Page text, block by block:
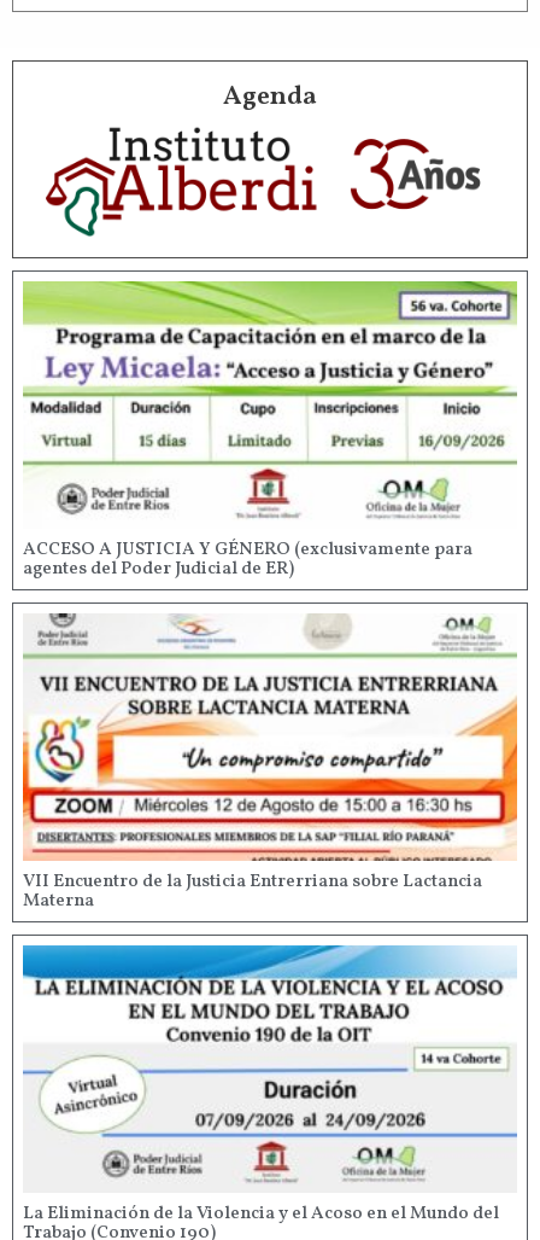
Agenda
ACCESO A JUSTICIA Y GÉNERO (exclusivamente para
agentes del Poder Judicial de ER)
VII Encuentro de la Justicia Entrerriana sobre Lactancia
Materna
La Eliminación de la Violencia y el Acoso en el Mundo del
Trabajo (Convenio 190)